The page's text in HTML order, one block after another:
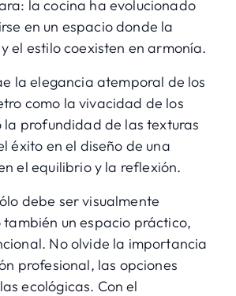
la cocina ha evolucionado
en un espacio donde la
el estilo coexisten en armonía.
la elegancia atemporal de los
como la vivacidad de los
la profundidad de las texturas
éxito en el diseño de una
el equilibrio y la reflexión.
debe ser visualmente
un espacio práctico,
No olvide la importancia
profesional, las opciones
ecológicas. Conel